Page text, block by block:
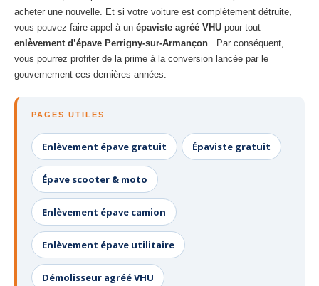
acheter une nouvelle. Et si votre voiture est complètement détruite,
vous pouvez faire appel à un épaviste agréé VHU pour tout
enlèvement d’épave Perrigny-sur-Armançon . Par conséquent,
vous pourrez profiter de la prime à la conversion lancée par le
gouvernement ces dernières années.
PAGES UTILES
Enlèvement épave gratuit Épaviste gratuit
Épave scooter & moto
Enlèvement épave camion
Enlèvement épave utilitaire
Démolisseur agréé VHU